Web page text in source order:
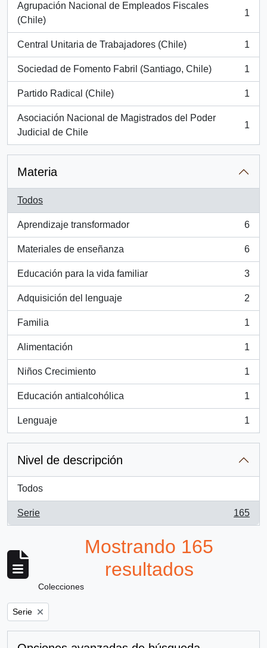
Agrupación Nacional de Empleados Fiscales
(Chile)
, 1 resultados
1
Central Unitaria de Trabajadores (Chile)
, 1 resultados
1
Sociedad de Fomento Fabril (Santiago, Chile)
, 1 resultados
1
Partido Radical (Chile)
, 1 resultados
1
Asociación Nacional de Magistrados del Poder
Judicial de Chile
, 1 resultados
1
Materia
Todos
Aprendizaje transformador
, 6 resultados
6
Materiales de enseñanza
, 6 resultados
6
Educación para la vida familiar
, 3 resultados
3
Adquisición del lenguaje
, 2 resultados
2
Familia
, 1 resultados
1
Alimentación
, 1 resultados
1
Niños Crecimiento
, 1 resultados
1
Educación antialcohólica
, 1 resultados
1
Lenguaje
, 1 resultados
1
Nivel de descripción
Todos
Serie
, 165 resultados
165
Mostrando 165
resultados
Colecciones
Remove filter:
Serie